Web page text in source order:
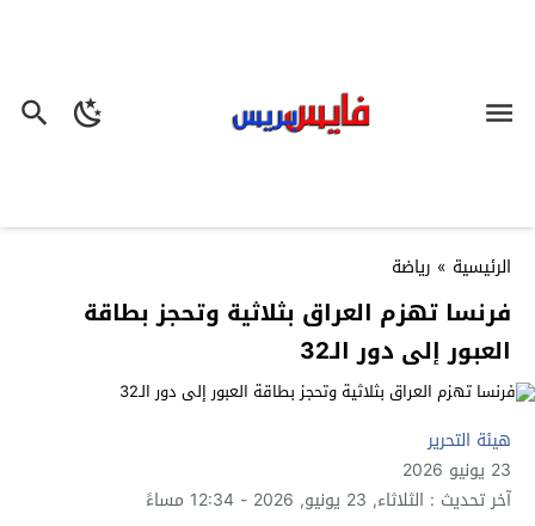
الرئيسية » رياضة
فرنسا تهزم العراق بثلاثية وتحجز بطاقة
العبور إلى دور الـ32
هيئة التحرير
23 يونيو 2026
آخر تحديث : الثلاثاء, 23 يونيو, 2026 - 12:34 مساءً